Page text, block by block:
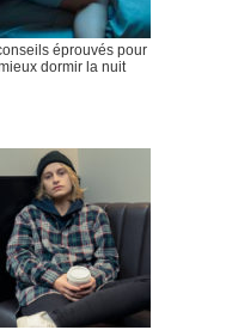
éprouvés pour
dormir la nuit